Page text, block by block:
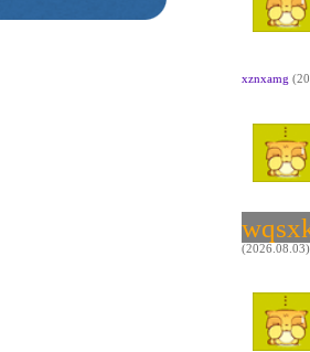
xznxamg
(2026.08.03)